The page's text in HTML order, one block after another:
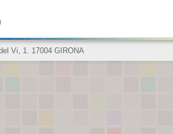
Vi, 1. 17004 GIRONA